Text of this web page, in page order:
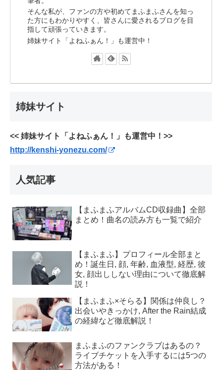
そんな私が、ファンの方や初めてまふまふさんを知っ
た方にもわかりやすく、皆さんに愛されるブログを目
指して頑張っていきます。
姉妹サイト「よねふぁん！」も運営中！
姉妹サイト
<< 姉妹サイト「よねふぁん！」も運営中！>>
http://kenshi-yonezu.com/
人気記事
【まふまふアルバムCD収録曲】全部
まとめ！曲名の読み方も一覧で紹介
【まふまふ】プロフィール全部まと
め！誕生日, 顔, 年齢, 血液型, 経歴, 彼
女, 顔出ししない理由について徹底解
説！
【まふまふ×そらる】関係は仲良し？
出会いやきっかけ, After the Rain結成
の経緯など徹底解説！
まふまふのファンクラブはあるの？
ライブチケットを入手するには5つの
方法がある！